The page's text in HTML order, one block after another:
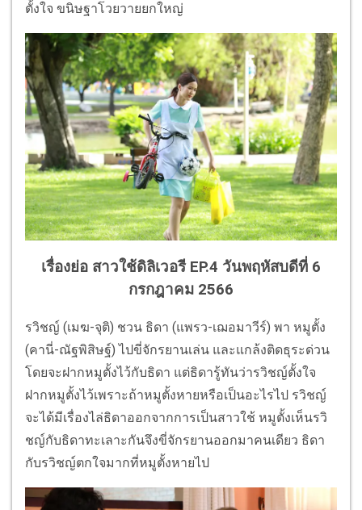
ตั้งใจ ขนิษฐาโวยวายยกใหญ่
เรื่องย่อ สาวใช้ดิลิเวอรี EP.4 วันพฤหัสบดีที่ 6
กรกฎาคม 2566
รวิชญ์ (เมฆ-จุติ) ชวน ธิดา (แพรว-เฌอมาวีร์) พา หมูตั้ง
(คานี่-ณัฐพิสิษฐ์) ไปขี่จักรยานเล่น และแกล้งติดธุระด่วน
โดยจะฝากหมูตั้งไว้กับธิดา แต่ธิดารู้ทันว่ารวิชญ์ตั้งใจ
ฝากหมูตั้งไว้เพราะถ้าหมูตั้งหายหรือเป็นอะไรไป รวิชญ์
จะได้มีเรื่องไล่ธิดาออกจากการเป็นสาวใช้ หมูตั้งเห็นรวิ
ชญ์กับธิดาทะเลาะกันจึงขี่จักรยานออกมาคนเดียว ธิดา
กับรวิชญ์ตกใจมากที่หมูตั้งหายไป